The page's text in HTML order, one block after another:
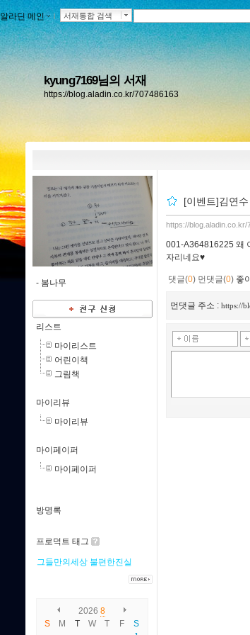
알라딘 메인 ｌ 서재통합 검색
kyung7169님의 서재
https://blog.aladin.co.kr/707486163
- 봄나무
리스트
마이리스트
어린이책
그림책
마이리뷰
마이리뷰
마이페이퍼
마이페이퍼
방명록
프로덕트 태그
그들만의세상 불편한진실
2026 8
S
M T W T F
S
[이벤트]김연
https://blog.aladin.co.kr/
001-A364816225 왜
자리네요♥
댓글(0) 먼댓글(0) 좋
먼댓글 주소 : https://